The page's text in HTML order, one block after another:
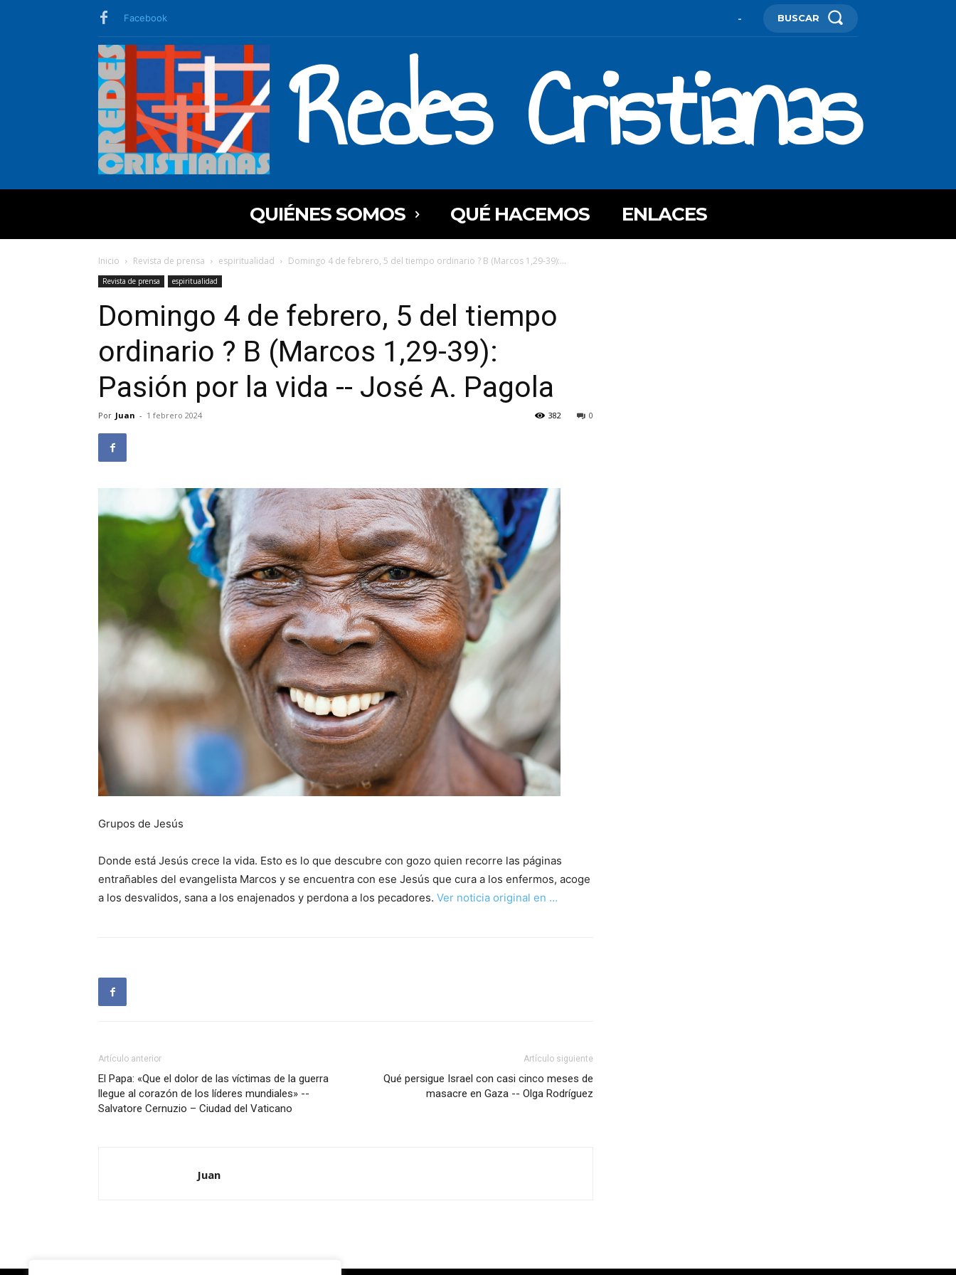
Facebook - BUSCAR
Redes Cristianas
QUIÉNES SOMOS QUÉ HACEMOS ENLACES
Inicio Revista de prensa espiritualidad Domingo 4 de febrero, 5 del tiempo ordinario ? B (Marcos 1,29-39):...
Revista de prensa espiritualidad
Domingo 4 de febrero, 5 del tiempo
ordinario ? B (Marcos 1,29-39):
Pasión por la vida -- José A. Pagola
Por Juan - 1 febrero 2024 0
382
Grupos de Jesús
Donde está Jesús crece la vida. Esto es lo que descubre con gozo quien recorre las páginas
entrañables del evangelista Marcos y se encuentra con ese Jesús que cura a los enfermos, acoge
a los desvalidos, sana a los enajenados y perdona a los pecadores. Ver noticia original en …
Artículo anterior
El Papa: «Que el dolor de las víctimas de la guerra
llegue al corazón de los líderes mundiales» --
Salvatore Cernuzio – Ciudad del Vaticano
Artículo siguiente
Qué persigue Israel con casi cinco meses de
masacre en Gaza -- Olga Rodríguez
Juan